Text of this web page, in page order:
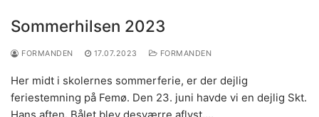
Sommerhilsen 2023
FORMANDEN 17.07.2023 FORMANDEN
Her midt i skolernes sommerferie, er der dejlig
feriestemning på Femø. Den 23. juni havde vi en dejlig Skt.